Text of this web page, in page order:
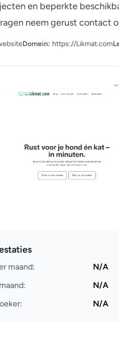
en beperkte
neem gerust contact
Domein: https://Likmat.com
maand:
N/A
N/A
N/A